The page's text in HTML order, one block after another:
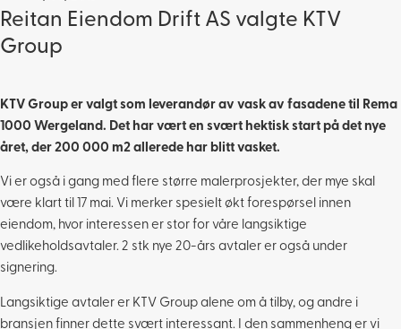
Reitan Eiendom Drift AS valgte KTV
Group
KTV Group er valgt som leverandør av vask av fasadene til Rema
1000 Wergeland. Det har vært en svært hektisk start på det nye
året, der 200 000 m2 allerede har blitt vasket.
Vi er også i gang med flere større malerprosjekter, der mye skal
være klart til 17 mai. Vi merker spesielt økt forespørsel innen
eiendom, hvor interessen er stor for våre langsiktige
vedlikeholdsavtaler. 2 stk nye 20-års avtaler er også under
signering.
Langsiktige avtaler er KTV Group alene om å tilby, og andre i
bransjen finner dette svært interessant. I den sammenheng er vi